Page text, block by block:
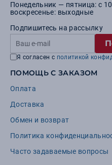
Понедельник — пятница: с
воскресенье: выходные
Подпишитесь на рассылку
Я согласен с политикой
ПОМОЩЬ С ЗАКАЗОМ
Оплата
Доставка
Обмен и возврат
Политика
Часто задаваемые вопросы